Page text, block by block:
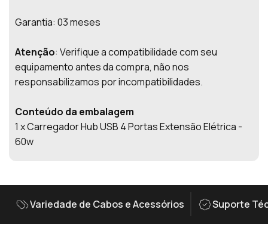
Garantia: 03 meses
Atenção: Verifique a compatibilidade com seu
equipamento antes da compra, não nos
responsabilizamos por incompatibilidades.
Conteúdo da embalagem
1 x Carregador Hub USB 4 Portas Extensão Elétrica -
60w
Variedade de Cabos e Acessórios Suporte